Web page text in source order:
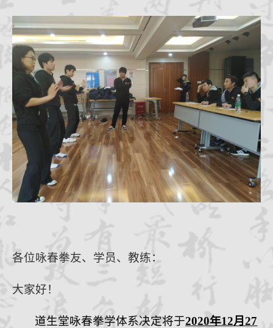
名家论拳
视频课堂
咏春拳经
档案查询
学员档案
教练认证
报名学习
招生简章
体系制度
各位咏春拳友、学员、教练：
大家好！
道生堂咏春拳学体系决定将于2020年12月27